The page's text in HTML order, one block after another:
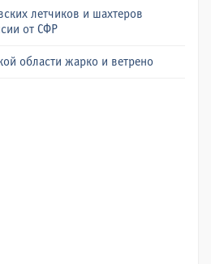
летчиков и шахтеров
от СФР
области жарко и ветрено